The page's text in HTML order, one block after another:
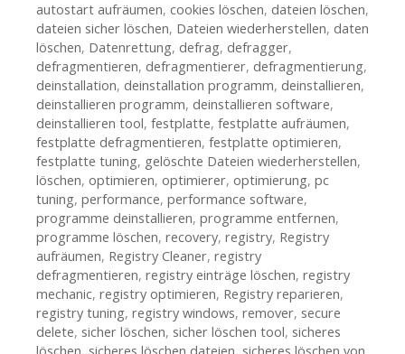
autostart aufräumen, cookies löschen, dateien löschen,
dateien sicher löschen, Dateien wiederherstellen, daten
löschen, Datenrettung, defrag, defragger,
defragmentieren, defragmentierer, defragmentierung,
deinstallation, deinstallation programm, deinstallieren,
deinstallieren programm, deinstallieren software,
deinstallieren tool, festplatte, festplatte aufräumen,
festplatte defragmentieren, festplatte optimieren,
festplatte tuning, gelöschte Dateien wiederherstellen,
löschen, optimieren, optimierer, optimierung, pc
tuning, performance, performance software,
programme deinstallieren, programme entfernen,
programme löschen, recovery, registry, Registry
aufräumen, Registry Cleaner, registry
defragmentieren, registry einträge löschen, registry
mechanic, registry optimieren, Registry reparieren,
registry tuning, registry windows, remover, secure
delete, sicher löschen, sicher löschen tool, sicheres